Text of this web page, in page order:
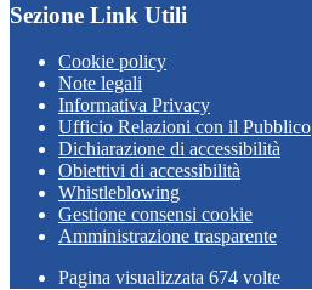
Sezione Link Utili
Cookie policy
Note legali
Informativa Privacy
Ufficio Relazioni con il Pubblico
Dichiarazione di accessibilità
Obiettivi di accessibilità
Whistleblowing
Gestione consensi cookie
Amministrazione trasparente
Pagina visualizzata 674 volte